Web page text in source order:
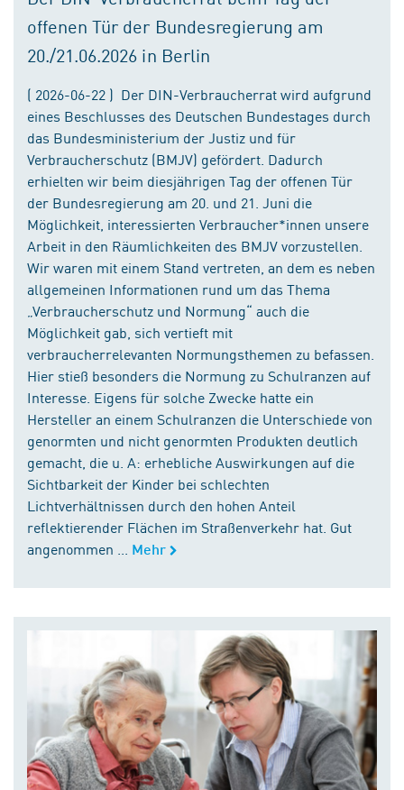
offenen Tür der Bundesregierung am
20./21.06.2026 in Berlin
( 2026-06-22 ) Der DIN-Verbraucherrat wird aufgrund
eines Beschlusses des Deutschen Bundestages durch
das Bundesministerium der Justiz und für
Verbraucherschutz (BMJV) gefördert. Dadurch
erhielten wir beim diesjährigen Tag der offenen Tür
der Bundesregierung am 20. und 21. Juni die
Möglichkeit, interessierten Verbraucher*innen unsere
Arbeit in den Räumlichkeiten des BMJV vorzustellen.
Wir waren mit einem Stand vertreten, an dem es neben
allgemeinen Informationen rund um das Thema
„Verbraucherschutz und Normung“ auch die
Möglichkeit gab, sich vertieft mit
verbraucherrelevanten Normungsthemen zu befassen.
Hier stieß besonders die Normung zu Schulranzen auf
Interesse. Eigens für solche Zwecke hatte ein
Hersteller an einem Schulranzen die Unterschiede von
genormten und nicht genormten Produkten deutlich
gemacht, die u. A: erhebliche Auswirkungen auf die
Sichtbarkeit der Kinder bei schlechten
Lichtverhältnissen durch den hohen Anteil
reflektierender Flächen im Straßenverkehr hat. Gut
angenommen ...
Mehr